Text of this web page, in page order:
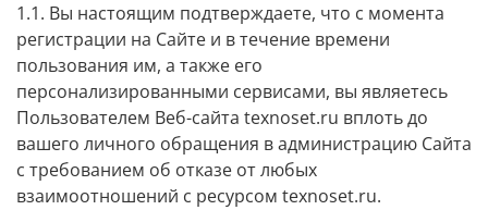
1.1. Вы настоящим подтверждаете, что с момента
регистрации на Сайте и в течение времени
пользования им, а также его
персонализированными сервисами, вы являетесь
Пользователем Веб-сайта texnoset.ru вплоть до
вашего личного обращения в администрацию Сайта
с требованием об отказе от любых
взаимоотношений с ресурсом texnoset.ru.